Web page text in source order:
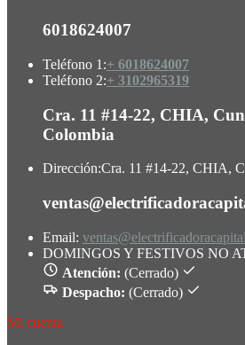
6018624007
Teléfono 1:+ 6018624007
Teléfono 2:+ 3102965319
Cra. 11 #14-22, CHIA,
Colombia
Dirección:Cra. 11 #14-22, CHIA,
Email:
DOMINGOS Y FESTIVOS NO
Atención: (Cerrado)
Despacho: (Cerrado)
Mi cuenta